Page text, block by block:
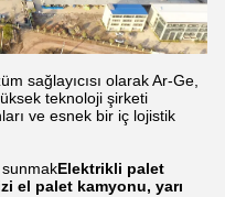
sağlayıcısı olarak Ar-Ge,
teknoloji şirketi
ve esnek bir iç lojistik
Elektrikli palet
el palet kamyonu, yarı